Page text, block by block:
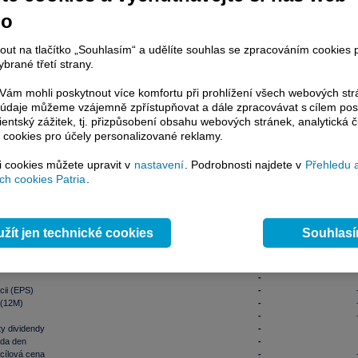
615
369,00 404,50 200 394,15 -0,73 -0,18
394,15
maximum
516,00
309,35
(ks)
395,29
10 dní
mil. -
-
(EPS)
-
-
-
-
-
-
dividendy
-
den
-
cena
- -
na tlačítko „Souhlasím“ a udělíte souhlas se zpracováním cookies
třetí strany.
mohli poskytnout více komfortu při prohlížení všech webových
můžeme vzájemně zpřístupňovat a dále zpracovávat s cílem
zážitek, tj. přizpůsobení obsahu webových stránek, analytická
pro účely personalizované reklamy.
cookies můžete upravit v nastavení. Podrobnosti najdete v Přehledu
cookies Patria.
jen technické cookies